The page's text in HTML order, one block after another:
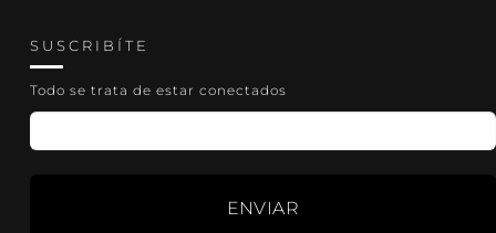
S U S C R I B Í T E
Todo se trata de estar conectados